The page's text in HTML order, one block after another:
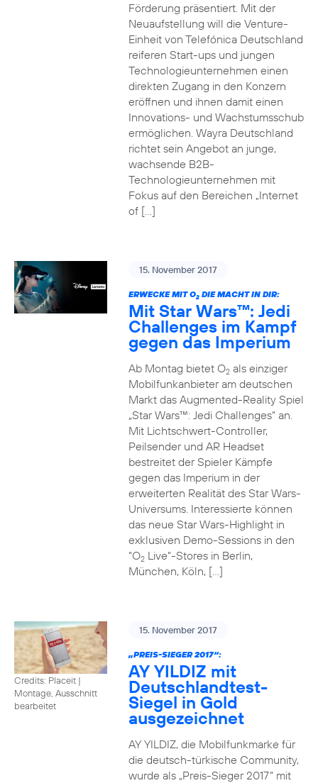
Förderung präsentiert. Mit der
Neuaufstellung will die Venture-
Einheit von Telefónica Deutschland
reiferen Start-ups und jungen
Technologieunternehmen einen
direkten Zugang in den Konzern
eröffnen und ihnen damit einen
Innovations- und Wachstumsschub
ermöglichen. Wayra Deutschland
richtet sein Angebot an junge,
wachsende B2B-
Technologieunternehmen mit
Fokus auf den Bereichen „Internet
of […]
15. November 2017
ERWECKE MIT O2DIE MACHT IN DIR:
Mit Star Wars™: Jedi
Challenges im Kampf
gegen das Imperium
Ab Montag bietet O2als einziger
Mobilfunkanbieter am deutschen
Markt das Augmented-Reality Spiel
„Star Wars™: Jedi Challenges“ an.
Mit Lichtschwert-Controller,
Peilsender und AR Headset
bestreitet der Spieler Kämpfe
gegen das Imperium in der
erweiterten Realität des Star Wars-
Universums. Interessierte können
das neue Star Wars-Highlight in
exklusiven Demo-Sessions in den
“O2Live“-Stores in Berlin,
München, Köln, […]
Credits: Placeit |
Montage, Ausschnitt
bearbeitet
15. November 2017
„PREIS-SIEGER 2017“:
AY YILDIZ mit
Deutschlandtest-
Siegel in Gold
ausgezeichnet
AY YILDIZ, die Mobilfunkmarke für
die deutsch-türkische Community,
wurde als „Preis-Sieger 2017“ mit